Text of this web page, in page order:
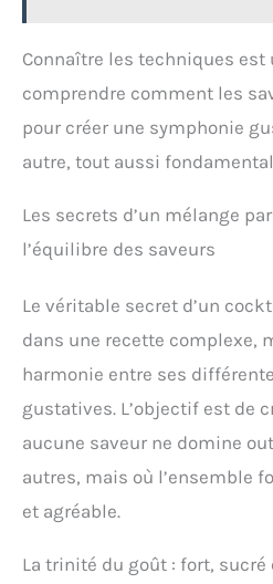
Connaître les techniques est
comprendre comment les
pour créer une symphonie
autre, tout aussi
Les secrets d’un mélange
l’équilibre des saveurs
Le véritable secret d’un
dans une recette complexe,
harmonie entre ses
gustatives. L’objectif est de
aucune saveur ne domine
autres, mais où l’ensemble
et agréable.
La trinité du goût : fort, sucré